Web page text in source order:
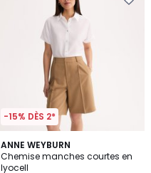
-15% DÈS 2*
ANNE WEYBURN
Chemise manches courtes en
lyocell
4
/
5